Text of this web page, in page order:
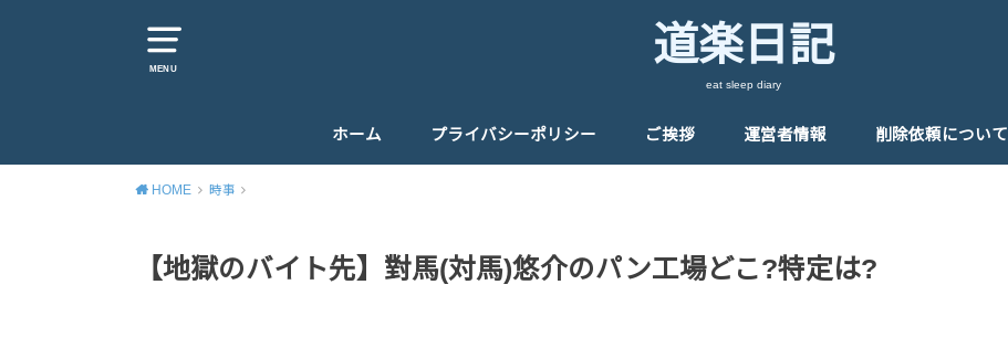
MENU 道楽日記
eat sleep diary
ホーム プライバシーポリシー ご挨拶 運営者情報 削除依頼について
HOME 時事
【地獄のバイト先】對馬(対馬)悠介のパン工場どこ?特定は?